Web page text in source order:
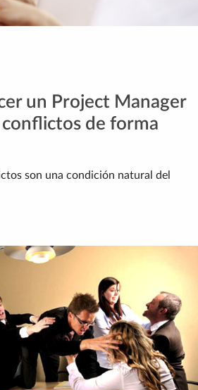
un Project Manager
de forma
son una condición natural del